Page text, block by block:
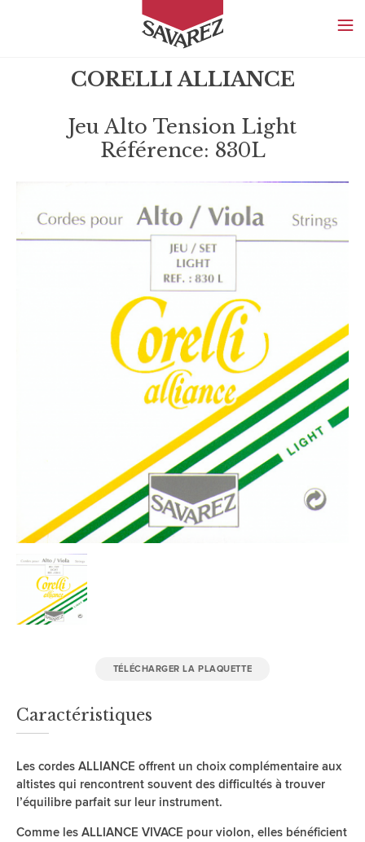
SAVAREZ
CORELLI ALLIANCE
Jeu Alto Tension Light
Référence: 830L
TÉLÉCHARGER LA PLAQUETTE
Caractéristiques
Les cordes ALLIANCE offrent un choix complémentaire aux
altistes qui rencontrent souvent des difficultés à trouver
l’équilibre parfait sur leur instrument.
Comme les ALLIANCE VIVACE pour violon, elles bénéficient